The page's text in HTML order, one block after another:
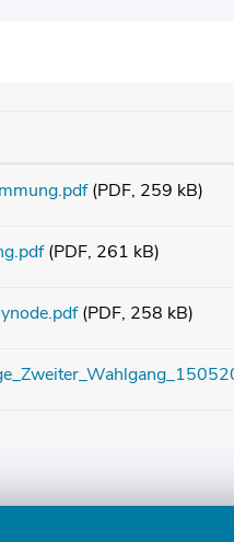
(PDF, 259 kB)
(PDF, 261 kB)
(PDF, 258 kB)